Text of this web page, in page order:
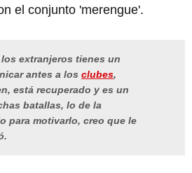
el conjunto 'merengue'.
extranjeros tienes un
antes a los clubes,
está recuperado y es un
batallas, lo de la
para motivarlo, creo que le